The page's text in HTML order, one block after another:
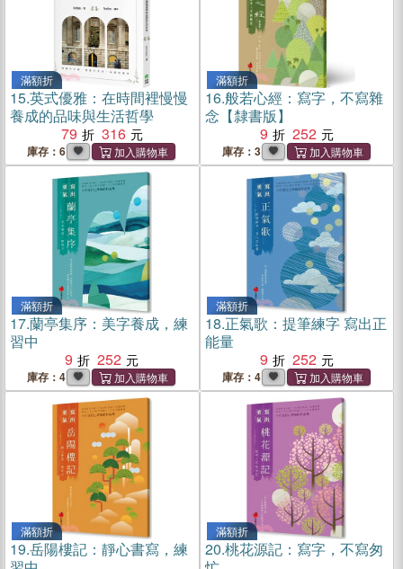
滿額折
15.英式優雅：在時間裡慢慢
養成的品味與生活哲學
79
316
庫存：6
滿額折
16.般若心經：寫字，不寫雜
念【隸書版】
9
252
庫存：3
滿額折
17.蘭亭集序：美字養成，練
習中
9
252
庫存：4
滿額折
18.正氣歌：提筆練字 寫出正
能量
9
252
庫存：4
滿額折
19.岳陽樓記：靜心書寫，練
滿額折
20.桃花源記：寫字，不寫匆